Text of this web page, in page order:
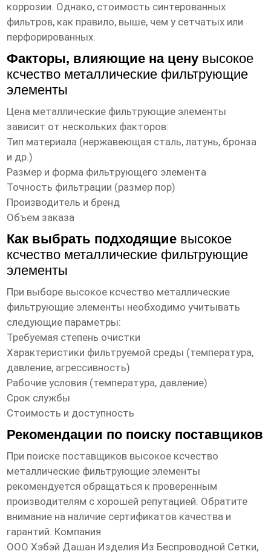
коррозии. Однако, стоимость синтерованных
фильтров, как правило, выше, чем у сетчатых или
перфорированных.
Факторы, влияющие на цену высокое
ксчество металлические фильтрующие
элементы
Цена металлические фильтрующие элементы
зависит от нескольких факторов:
Тип материала (нержавеющая сталь, латунь, бронза
и др.)
Размер и форма фильтрующего элемента
Точность фильтрации (размер пор)
Производитель и бренд
Объем заказа
Как выбрать подходящие высокое
ксчество металлические фильтрующие
элементы
При выборе высокое ксчество металлические
фильтрующие элементы необходимо учитывать
следующие параметры:
Требуемая степень очистки
Характеристики фильтруемой среды (температура,
давление, агрессивность)
Рабочие условия (температура, давление)
Срок службы
Стоимость и доступность
Рекомендации по поиску поставщиков
При поиске поставщиков высокое ксчество
металлические фильтрующие элементы
рекомендуется обращаться к проверенным
производителям с хорошей репутацией. Обратите
внимание на наличие сертификатов качества и
гарантий. Компания
ООО Хэбэй Дашан Изделия Из Беспроводной Сетки,